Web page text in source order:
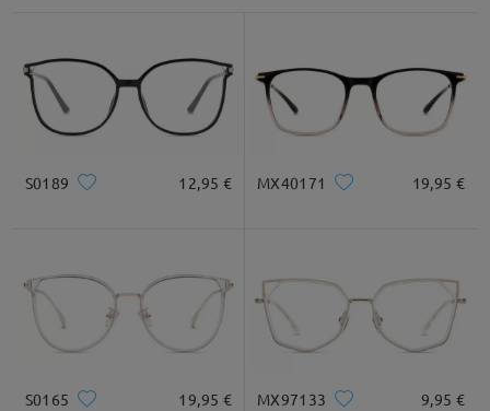
S0189 12,95 € MX40171 19,95 €
S0165 19,95 € MX97133 9,95 €